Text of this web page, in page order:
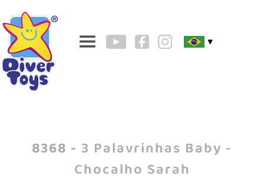
▼
8368 - 3 Palavrinhas Baby -
Chocalho Sarah